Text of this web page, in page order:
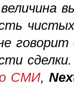
величина
говорит
СМИ,